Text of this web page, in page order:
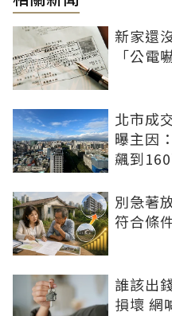
新家還
「公電
北市成
曝主因
飆到
別急著
符合條
誰該出
損壞 網